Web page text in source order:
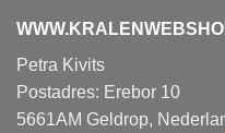
Petra Kivits
Postadres: Erebor 10
5661AM Geldrop,